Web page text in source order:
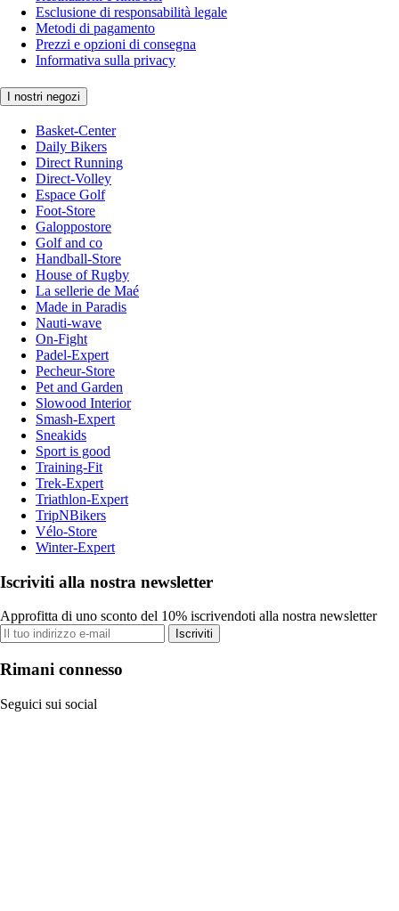
Esclusione di responsabilità legale
Metodi di pagamento
Prezzi e opzioni di consegna
Informativa sulla privacy
I nostri negozi
Basket-Center
Daily Bikers
Direct Running
Direct-Volley
Espace Golf
Foot-Store
Galoppostore
Golf and co
Handball-Store
House of Rugby
La sellerie de Maé
Made in Paradis
Nauti-wave
On-Fight
Padel-Expert
Pecheur-Store
Pet and Garden
Slowood Interior
Smash-Expert
Sneakids
Sport is good
Training-Fit
Trek-Expert
Triathlon-Expert
TripNBikers
Vélo-Store
Winter-Expert
Iscriviti alla nostra newsletter
Approfitta di uno sconto del 10% iscrivendoti alla nostra newsletter
Iscriviti
Rimani connesso
Seguici sui social